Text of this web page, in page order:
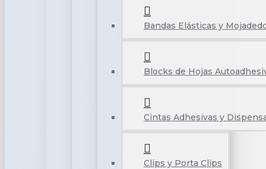
Bandas Elásticas y
Blocks de Hojas
Cintas Adhesivas y
Clips y Porta Clips